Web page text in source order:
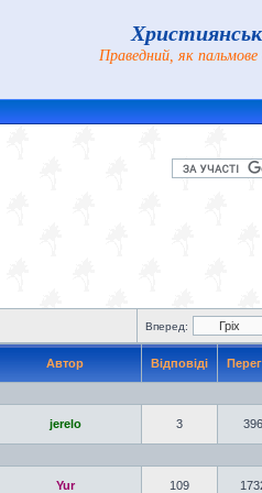
Праведний, як пальмове
Вперед:
Автор Відповіді
jerelo 3
Yur 109